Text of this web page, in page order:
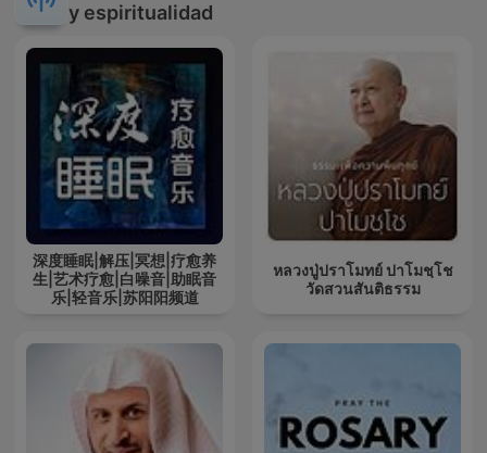
y espiritualidad
深度睡眠|解压|冥想|疗愈养
生|艺术疗愈|白噪音|助眠音
乐|轻音乐|苏阳阳频道
หลวงปู่ปราโมทย์ ปาโมชฺโช
วัดสวนสันติธรรม